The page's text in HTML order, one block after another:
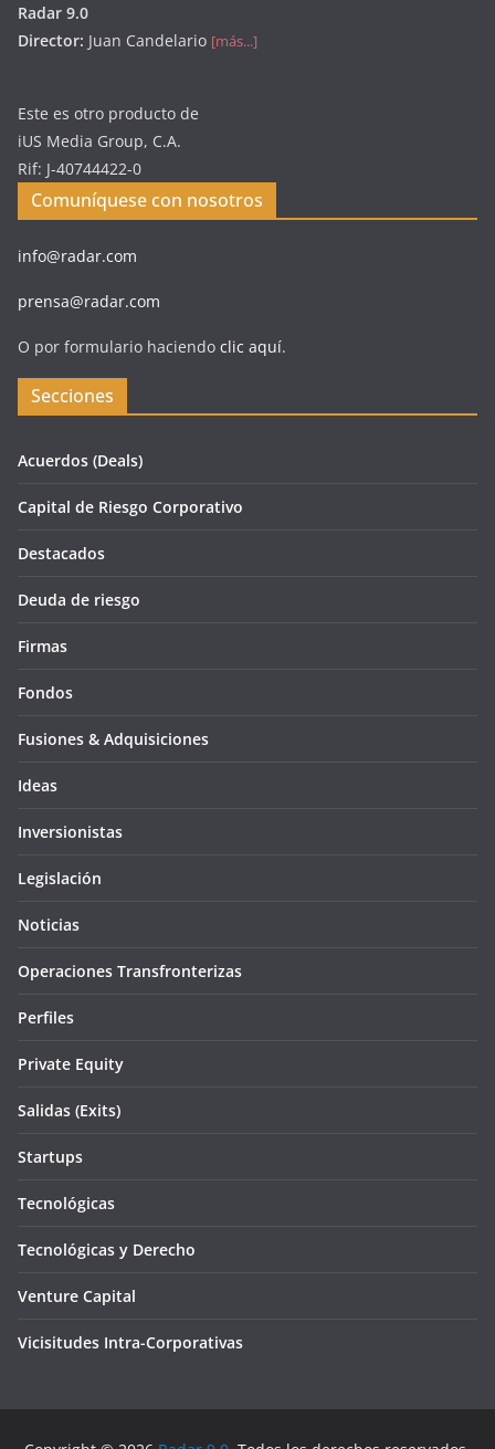
Radar 9.0
Director: Juan Candelario [más...]
Este es otro producto de
iUS Media Group, C.A.
Rif: J-40744422-0
Comuníquese con nosotros
info@radar.com
prensa@radar.com
O por formulario haciendo clic aquí.
Secciones
Acuerdos (Deals)
Capital de Riesgo Corporativo
Destacados
Deuda de riesgo
Firmas
Fondos
Fusiones & Adquisiciones
Ideas
Inversionistas
Legislación
Noticias
Operaciones Transfronterizas
Perfiles
Private Equity
Salidas (Exits)
Startups
Tecnológicas
Tecnológicas y Derecho
Venture Capital
Vicisitudes Intra-Corporativas